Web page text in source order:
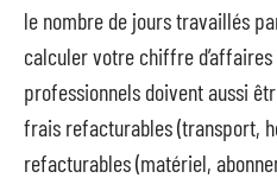
le nombre de jours travaillés
calculer votre chiffre
professionnels doivent aussi
frais refacturables (transport,
refacturables (matériel,